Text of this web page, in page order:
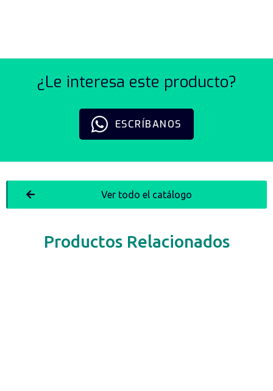
¿Le interesa este producto?
ESCRÍBANOS
Productos Relacionados
Ver todo el catálogo